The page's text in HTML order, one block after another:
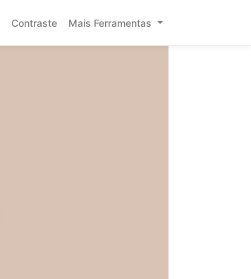
Contraste Mais Ferramentas